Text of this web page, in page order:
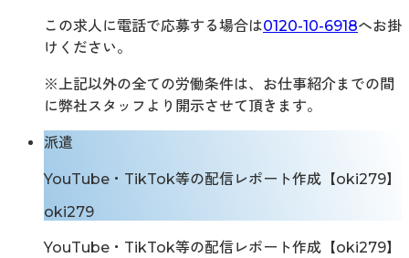
この求人に電話で応募する場合は0120-10-6918へお掛
けください。
※上記以外の全ての労働条件は、お仕事紹介までの間
に弊社スタッフより開示させて頂きます。
派遣
YouTube・TikTok等の配信レポート作成【oki279】
oki279
YouTube・TikTok等の配信レポート作成【oki279】